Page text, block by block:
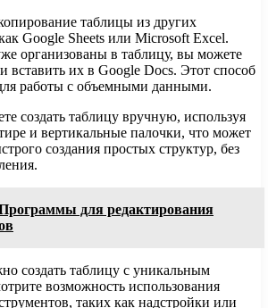
таблицы из других
Google Sheets или Microsoft Excel.
организованы в таблицу, вы можете
вставить их в Google Docs. Этот способ
работы с объемными данными.
создать таблицу вручную, используя
и вертикальные палочки, что может
создания простых структур, без
для редактирования
создать таблицу с уникальным
возможность использования
таких как надстройки или